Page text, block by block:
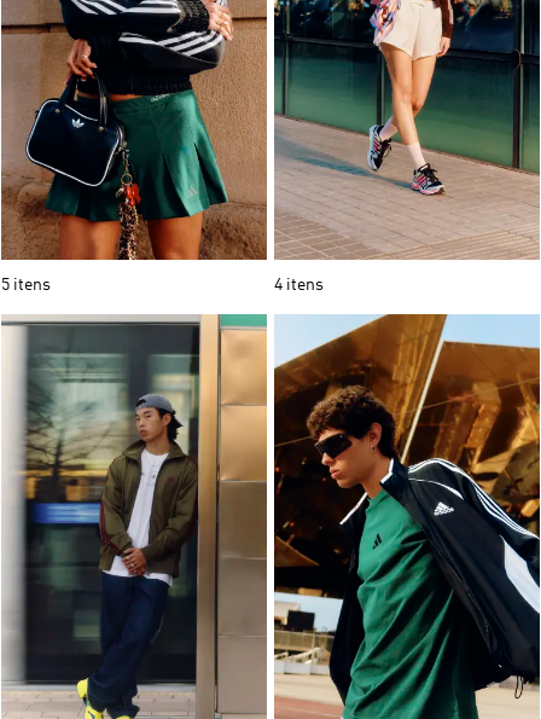
5 itens 4 itens